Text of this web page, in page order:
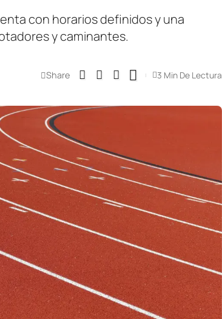
con horarios definidos y una
y caminantes.
Share 3 Min De Lectura